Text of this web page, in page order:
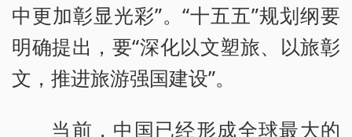
中更加彰显光彩”。“十五五”规划纲要
明确提出，要“深化以文塑旅、以旅彰
文，推进旅游强国建设”。
当前，中国已经形成全球最大的